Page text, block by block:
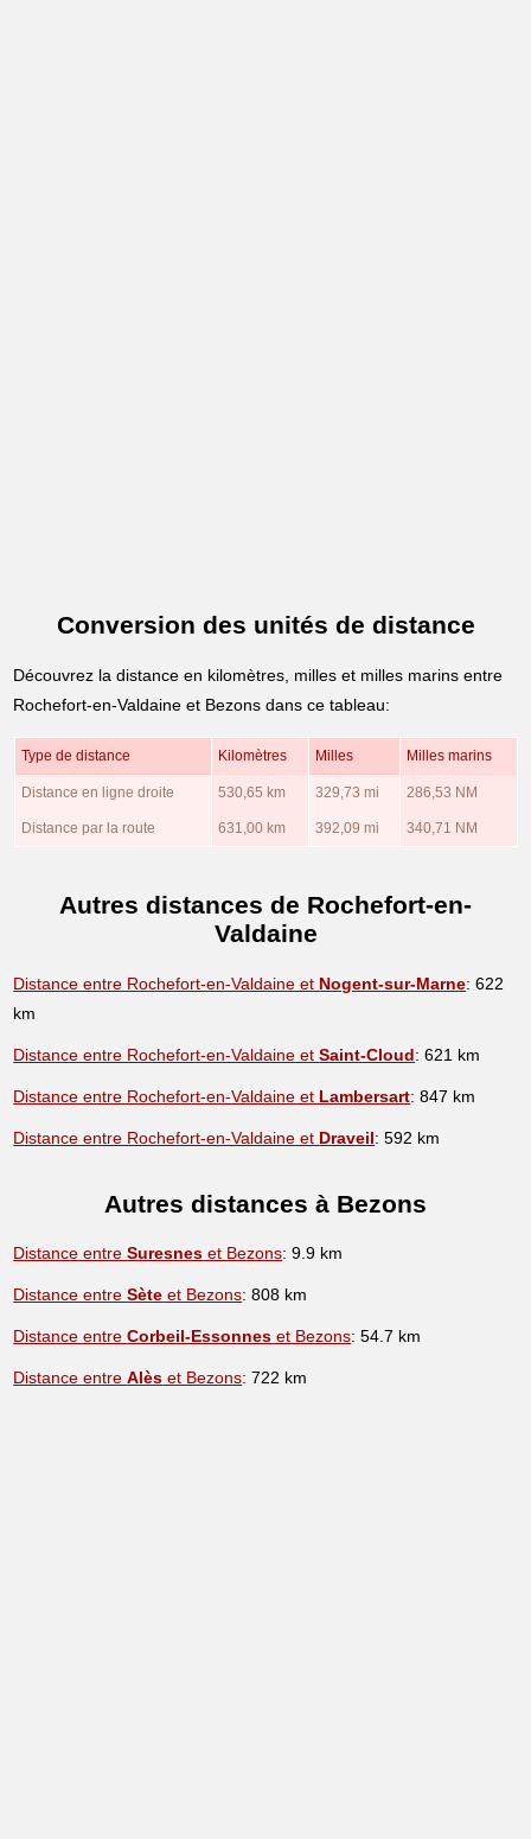
Conversion des unités de distance
Découvrez la distance en kilomètres, milles et milles marins entre
Rochefort-en-Valdaine et Bezons dans ce tableau:
Type de distance Kilomètres Milles Milles marins
Distance en ligne droite 530,65 km 329,73 mi 286,53 NM
Distance par la route 631,00 km 392,09 mi 340,71 NM
Autres distances de Rochefort-en-
Valdaine
Distance entre Rochefort-en-Valdaine et Nogent-sur-Marne: 622
km
Distance entre Rochefort-en-Valdaine etSaint-Cloud: 621 km
Distance entre Rochefort-en-Valdaine et Lambersart: 847 km
Distance entre Rochefort-en-Valdaine et Draveil: 592 km
Autres distances à Bezons
Distance entreSuresnes et Bezons: 9.9 km
Distance entreSète et Bezons: 808 km
Distance entreCorbeil-Essonnes et Bezons: 54.7 km
Distance entreAlès et Bezons: 722 km